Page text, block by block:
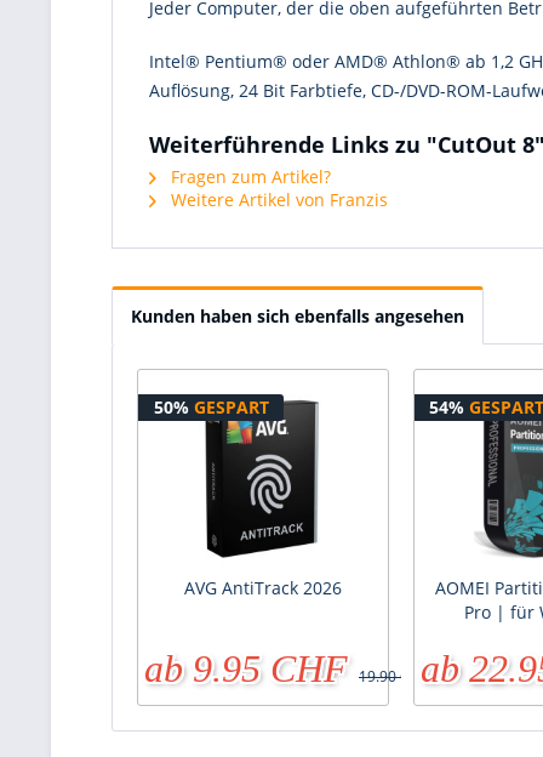
Jeder Computer, der die oben aufgeführten
Intel® Pentium® oder AMD® Athlon® ab 1,2
Auflösung, 24 Bit Farbtiefe, CD-/DVD-ROM-
Weiterführende Links zu "CutOut
Fragen zum Artikel?
Weitere Artikel von Franzis
Kunden haben sich ebenfalls angesehen
50% GESPART
AVG AntiTrack 2026
ab 9.95 CHF 19.90 CHF
54%
AOMEI
Pro | für
ab